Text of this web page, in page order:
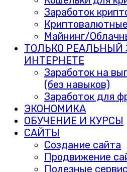
Заработок
Майнинг/
ТОЛЬКО РЕАЛЬНЫЙ
ИНТЕРНЕТЕ
Заработок на
(без навыков)
Заработок для
ЭКОНОМИКА
ОБУЧЕНИЕ И КУРСЫ
САЙТЫ
Создание сайта
Продвижение
Полезные